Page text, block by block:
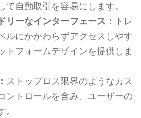
て自動取引を容易にします。
リーなインターフェース：
トレ
ルにかかわらずアクセスしやす
トフォームデザインを提供しま
ストップロス限界のようなカス
ントロールを含み、ユーザーの